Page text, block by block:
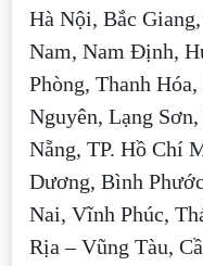
Hà Nội, Bắc
Nam, Nam Định,
Phòng, Thanh
Nguyên, Lạng
Nẵng, TP. Hồ Chí
Dương, Bình
Nai, Vĩnh Phúc,
Rịa – Vũng Tàu,